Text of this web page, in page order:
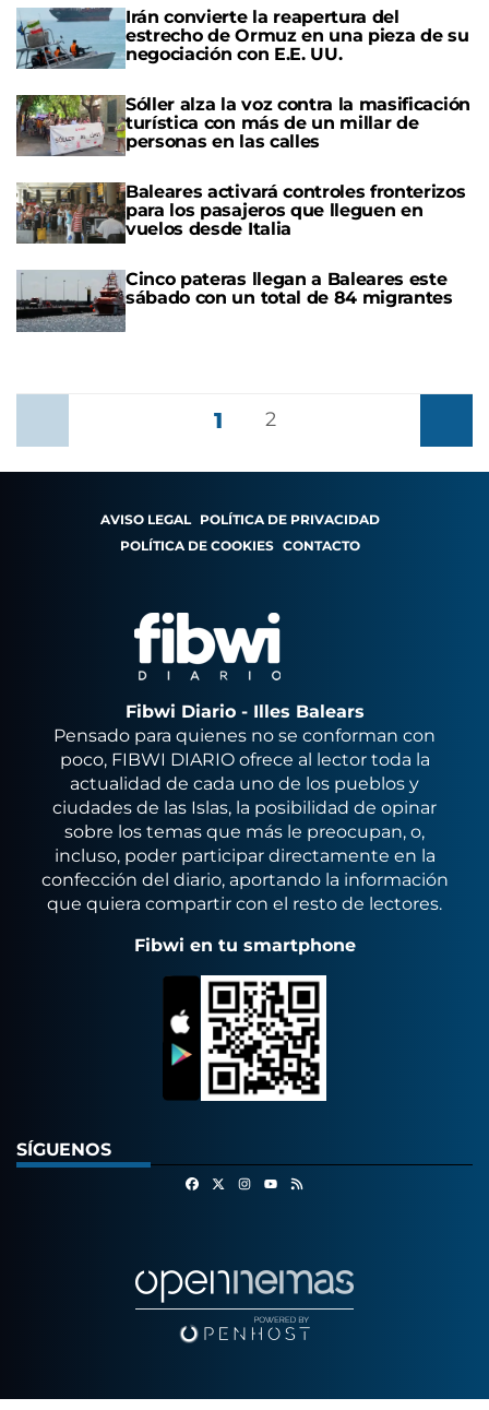
Irán convierte la reapertura del
estrecho de Ormuz en una pieza de su
negociación con E.E. UU.
Sóller alza la voz contra la masificación
turística con más de un millar de
personas en las calles
Baleares activará controles fronterizos
para los pasajeros que lleguen en
vuelos desde Italia
Cinco pateras llegan a Baleares este
sábado con un total de 84 migrantes
1 2
AVISO LEGAL POLÍTICA DE PRIVACIDAD
POLÍTICA DE COOKIES CONTACTO
Fibwi Diario - Illes Balears
Pensado para quienes no se conforman con
poco, FIBWI DIARIO ofrece al lector toda la
actualidad de cada uno de los pueblos y
ciudades de las Islas, la posibilidad de opinar
sobre los temas que más le preocupan, o,
incluso, poder participar directamente en la
confección del diario, aportando la información
que quiera compartir con el resto de lectores.
Fibwi en tu smartphone
SÍGUENOS
FacebookInstagram